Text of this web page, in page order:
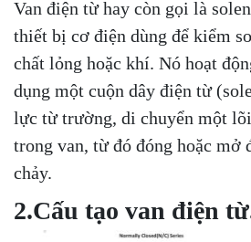
Van điện từ hay còn gọi là
thiết bị cơ điện dùng để kiểm
chất lỏng hoặc khí. Nó hoạt
dụng một cuộn dây điện từ
lực từ trường, di chuyển một
trong van, từ đó đóng hoặc mở
chảy.
2.Cấu tạo van điện